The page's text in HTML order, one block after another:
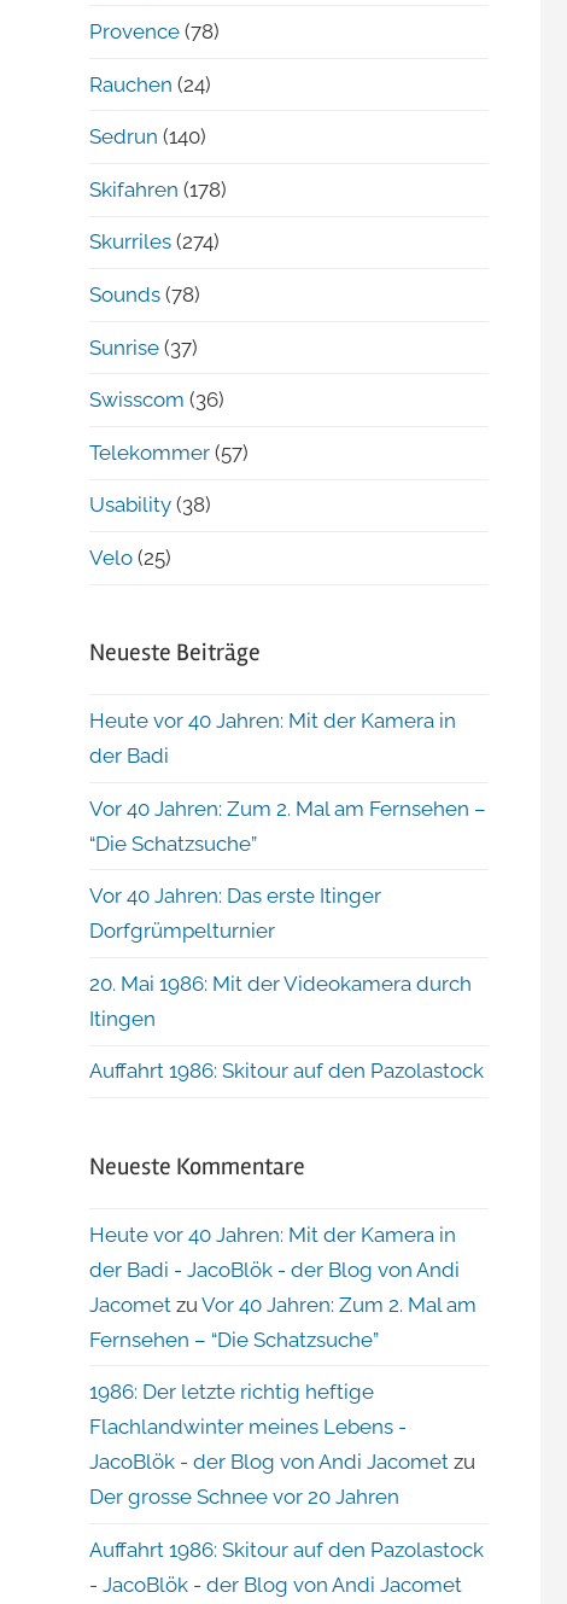
Provence (78)
Rauchen (24)
Sedrun (140)
Skifahren (178)
Skurriles (274)
Sounds (78)
Sunrise (37)
Swisscom (36)
Telekommer (57)
Usability (38)
Velo (25)
Neueste Beiträge
Heute vor 40 Jahren: Mit der Kamera in
der Badi
Vor 40 Jahren: Zum 2. Mal am Fernsehen –
“Die Schatzsuche”
Vor 40 Jahren: Das erste Itinger
Dorfgrümpelturnier
20. Mai 1986: Mit der Videokamera durch
Itingen
Auffahrt 1986: Skitour auf den Pazolastock
Neueste Kommentare
Heute vor 40 Jahren: Mit der Kamera in
der Badi - JacoBlök - der Blog von Andi
Jacomet zu Vor 40 Jahren: Zum 2. Mal am
Fernsehen – “Die Schatzsuche”
1986: Der letzte richtig heftige
Flachlandwinter meines Lebens -
JacoBlök - der Blog von Andi Jacomet zu
Der grosse Schnee vor 20 Jahren
Auffahrt 1986: Skitour auf den Pazolastock
- JacoBlök - der Blog von Andi Jacomet